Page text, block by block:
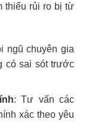
thiểu rủi ro bị từ
ngũ chuyên gia
có sai sót trước
: Tư vấn các
xác theo yêu